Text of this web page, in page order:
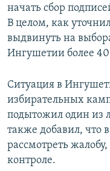
начать сбор
В целом, как
выдвинуть на
Ингушетии более 40
Ситуация в
избирательных
подытожил один из
также добавил, что
рассмотреть
контроле.